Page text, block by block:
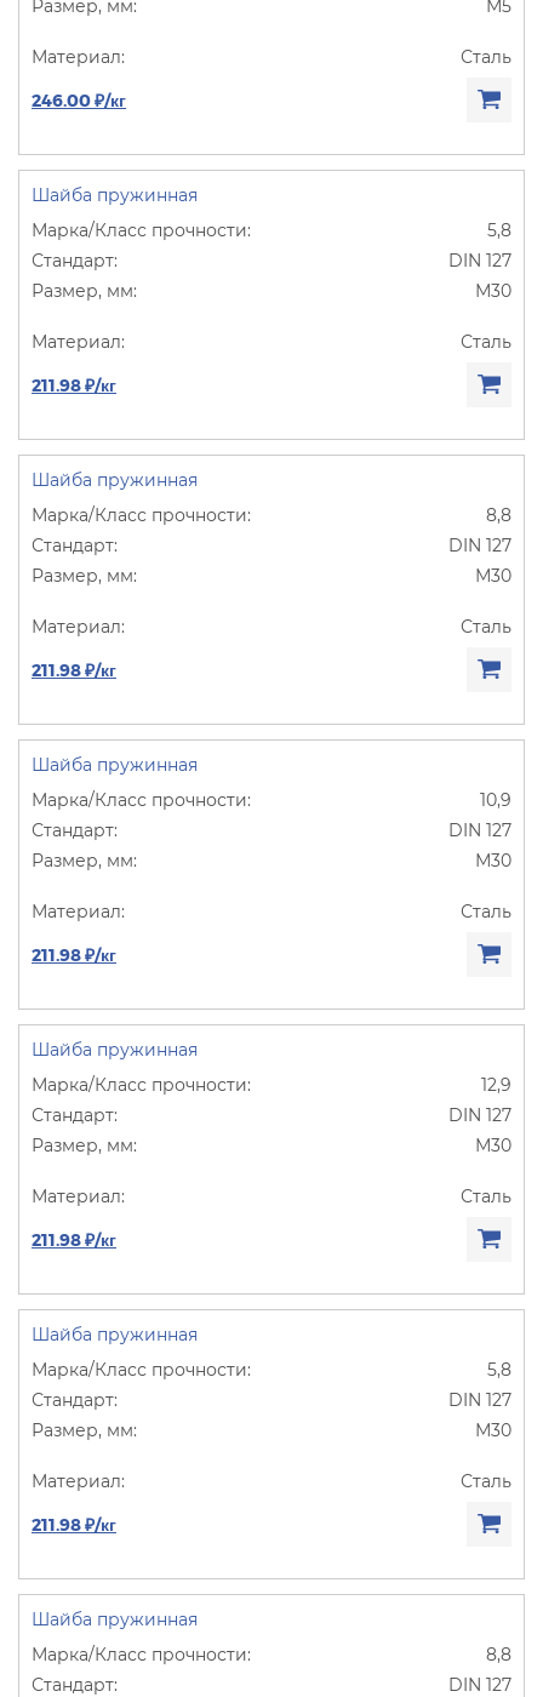
М5
Сталь
246.00 ₽/кг
Шайба пружинная
5,8
DIN 127
М30
Сталь
211.98 ₽/кг
Шайба пружинная
8,8
DIN 127
М30
Сталь
211.98 ₽/кг
Шайба пружинная
10,9
DIN 127
М30
Сталь
211.98 ₽/кг
Шайба пружинная
12,9
DIN 127
М30
Сталь
211.98 ₽/кг
Шайба пружинная
5,8
DIN 127
М30
Сталь
211.98 ₽/кг
Шайба пружинная
8,8
DIN 127